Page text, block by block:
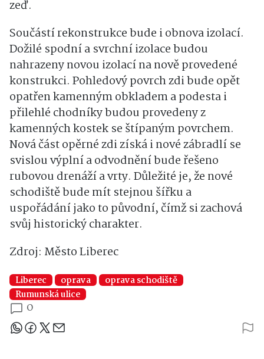
zeď.
Součástí rekonstrukce bude i obnova izolací.
Dožilé spodní a svrchní izolace budou
nahrazeny novou izolací na nově provedené
konstrukci. Pohledový povrch zdi bude opět
opatřen kamenným obkladem a podesta i
přilehlé chodníky budou provedeny z
kamenných kostek se štípaným povrchem.
Nová část opěrné zdi získá i nové zábradlí se
svislou výplní a odvodnění bude řešeno
rubovou drenáží a vrty. Důležité je, že nové
schodiště bude mít stejnou šířku a
uspořádání jako to původní, čímž si zachová
svůj historický charakter.
Zdroj: Město Liberec
Liberec oprava
oprava schodiště
Rumunská ulice
0
Sdílejte článek